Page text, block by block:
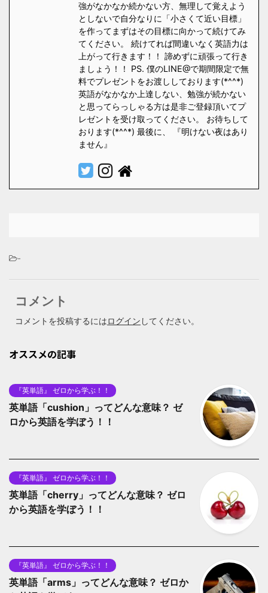
強がなかなか続かない方、無理して覚えよう
としないで自分なりに「小さくて近い目標」
を作ってまずはその目標に向かって続けてみ
てください。 続けてれば間違いなく英語力は
上がって行きます！！ 諦めずに頑張って行き
ましょう！！ PS. 僕のLINE@で期間限定で無
料でプレゼントをお渡ししております(*^^*)
英語がなかなか上達しない、勉強が続かない
と思ってらっしゃる方は是非ご登録頂いてプ
レゼントを受け取ってください。 お待ちして
おります(*^^*) 最後に、 『明けない夜はあり
ません』
-
コメント
コメントを投稿するにはログイン してください。
オススメの記事
『英単語』 ゼロから学ぶ！！
英単語「cushion」ってどんな意味？ ゼ
ロから英語を学ぼう！！
『英単語』 ゼロから学ぶ！！
英単語「cherry」ってどんな意味？ ゼロ
から英語を学ぼう！！
『英単語』 ゼロから学ぶ！！
英単語「arms」ってどんな意味？ ゼロか